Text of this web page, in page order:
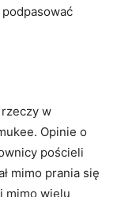
w
Opinie o
pościeli
mimo prania się
mimo wielu